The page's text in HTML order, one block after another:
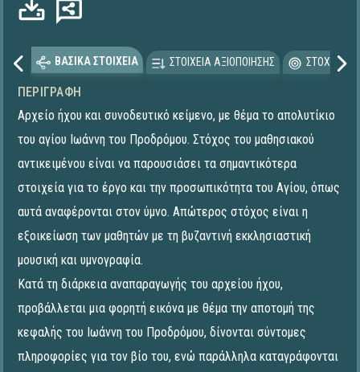
ΒΑΣΙΚΑ ΣΤΟΙΧΕΙΑ ΣΤΟΙΧΕΙΑ ΑΞΙΟΠΟΙΗΣΗΣ
ΠΕΡΙΓΡΑΦΉ
Αρχείο ήχου και συνοδευτικό κείμενο, με θέμα το απολυτίκιο
του αγίου Ιωάννη του Προδρόμου. Στόχος του μαθησιακού
αντικειμένου είναι να παρουσιάσει τα σημαντικότερα
στοιχεία για το έργο και την προσωπικότητα του Αγίου, όπως
αυτά αναφέρονται στον ύμνο. Απώτερος στόχος είναι η
εξοικείωση των μαθητών με τη βυζαντινή εκκλησιαστική
μουσική και υμνογραφία.
Κατά τη διάρκεια αναπαραγωγής του αρχείου ήχου,
προβάλλεται μια φορητή εικόνα με θέμα την αποτομή της
κεφαλής του Ιωάννη του Προδρόμου, δίνονται σύντομες
πληροφορίες για τον βίο του, ενώ παράλληλα καταγράφονται